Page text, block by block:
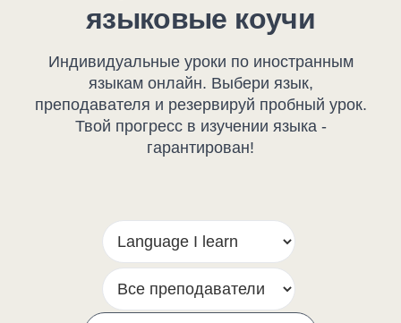
языковые коучи
Индивидуальные уроки по иностранным
языкам онлайн. Выбери язык,
преподавателя и резервируй пробный урок.
Твой прогресс в изучении языка -
гарантирован!